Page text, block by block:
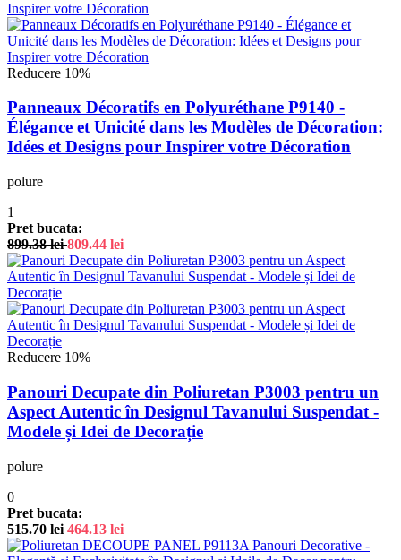
Reducere 10%
Panneaux Décoratifs en Polyuréthane P9140 -
Élégance et Unicité dans les Modèles de Décoration:
Idées et Designs pour Inspirer votre Décoration
polure
1
Pret bucata:
899.38lei 809.44 lei
Reducere 10%
Panouri Decupate din Poliuretan P3003 pentru un
Aspect Autentic în Designul Tavanului Suspendat -
Modele și Idei de Decorație
polure
0
Pret bucata:
515.70lei 464.13 lei